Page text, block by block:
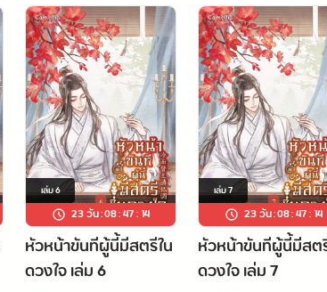
เล่ม6
23 วัน:08:47:13
หัวหน้าขันทีผู้นี้มีสตรีใน
ดวงใจ เล่ม 6
เล่ม7
23 วัน:08:47:13
หัวหน้าขันทีผู้นี้มีสต
ดวงใจ เล่ม 7